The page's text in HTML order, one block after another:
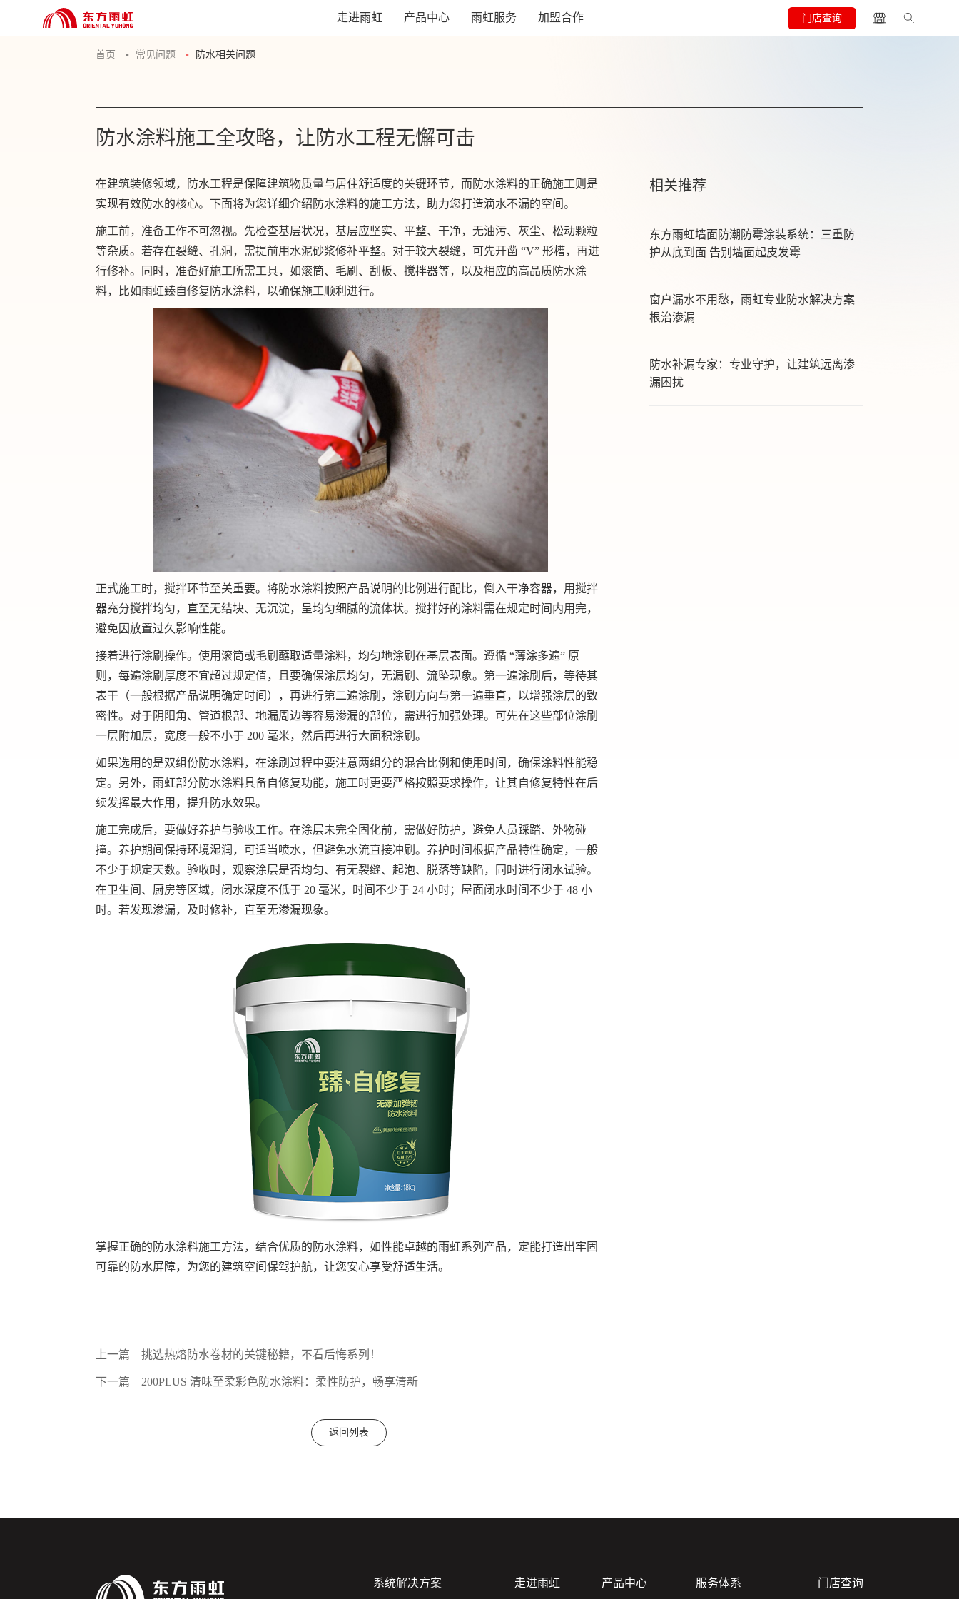
走进雨虹 产品中心 雨虹服务 加盟合作 门店查询
首页 常见问题 防水相关问题
防水涂料施工全攻略，让防水工程无懈可击
在建筑装修领域，防水工程是保障建筑物质量与居住舒适度的关键环节，而防水涂料的正确施工则是
实现有效防水的核心。下面将为您详细介绍防水涂料的施工方法，助力您打造滴水不漏的空间。
施工前，准备工作不可忽视。先检查基层状况，基层应坚实、平整、干净，无油污、灰尘、松动颗粒
等杂质。若存在裂缝、孔洞，需提前用水泥砂浆修补平整。对于较大裂缝，可先开凿 “V” 形槽，再进
行修补。同时，准备好施工所需工具，如滚筒、毛刷、刮板、搅拌器等，以及相应的高品质防水涂
料，比如雨虹臻自修复防水涂料，以确保施工顺利进行。
正式施工时，搅拌环节至关重要。将防水涂料按照产品说明的比例进行配比，倒入干净容器，用搅拌
器充分搅拌均匀，直至无结块、无沉淀，呈均匀细腻的流体状。搅拌好的涂料需在规定时间内用完，
避免因放置过久影响性能。
接着进行涂刷操作。使用滚筒或毛刷蘸取适量涂料，均匀地涂刷在基层表面。遵循 “薄涂多遍” 原
则，每遍涂刷厚度不宜超过规定值，且要确保涂层均匀，无漏刷、流坠现象。 第一遍涂刷后，等待其
表干（一般根据产品说明确定时间），再进行第二遍涂刷，涂刷方向与第一遍垂直，以增强涂层的致
密性。对于阴阳角、管道根部、地漏周边等容易渗漏的部位，需进行加强处理。可先在这些部位涂刷
一层附加层，宽度一般不小于 200 毫米，然后再进行大面积涂刷。
如果选用的是双组份防水涂料，在涂刷过程中要注意两组分的混合比例和使用时间，确保涂料性能稳
定。另外，雨虹部分防水涂料具备自修复功能，施工时更要严格按照要求操作，让其自修复特性在后
续发挥最大作用，提升防水效果。
施工完成后，要做好养护与验收工作。在涂层未完全固化前，需做好防护，避免人员踩踏、外物碰
撞。养护期间保持环境湿润，可适当喷水，但避免水流直接冲刷。养护时间根据产品特性确定，一般
不少于规定天数。验收时，观察涂层是否均匀、有无裂缝、起泡、脱落等缺陷，同时进行闭水试验。
在卫生间、厨房等区域，闭水深度不低于 20 毫米，时间不少于 24 小时；屋面闭水时间不少于 48 小
时。若发现渗漏，及时修补，直至无渗漏现象。
掌握正确的防水涂料施工方法，结合优质的防水涂料，如性能卓越的雨虹系列产品，定能打造出牢固
可靠的防水屏障，为您的建筑空间保驾护航，让您安心享受舒适生活。
上一篇 挑选热熔防水卷材的关键秘籍，不看后悔系列！
下一篇 ​200PLUS 清味至柔彩色防水涂料：柔性防护，畅享清新
返回列表
相关推荐
东方雨虹墙面防潮防霉涂装系统：三重防
护从底到面 告别墙面起皮发霉
窗户漏水不用愁，雨虹专业防水解决方案
根治渗漏
防水补漏专家：专业守护，让建筑远离渗
漏困扰
系统解决方案 走进雨虹 产品中心 服务体系 门店查询